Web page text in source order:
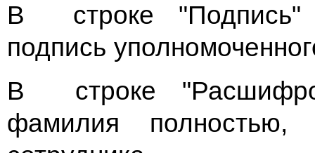
В строке "Подпись"
подпись
В строке
фамилия полностью,